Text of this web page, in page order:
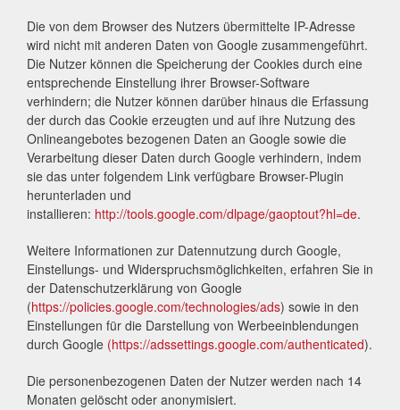
Die von dem Browser des Nutzers übermittelte IP-Adresse
wird nicht mit anderen Daten von Google zusammengeführt.
Die Nutzer können die Speicherung der Cookies durch eine
entsprechende Einstellung ihrer Browser-Software
verhindern; die Nutzer können darüber hinaus die Erfassung
der durch das Cookie erzeugten und auf ihre Nutzung des
Onlineangebotes bezogenen Daten an Google sowie die
Verarbeitung dieser Daten durch Google verhindern, indem
sie das unter folgendem Link verfügbare Browser-Plugin
herunterladen und
installieren: http://tools.google.com/dlpage/gaoptout?hl=de.
Weitere Informationen zur Datennutzung durch Google,
Einstellungs- und Widerspruchsmöglichkeiten, erfahren Sie in
der Datenschutzerklärung von Google
(https://policies.google.com/technologies/ads) sowie in den
Einstellungen für die Darstellung von Werbeeinblendungen
durch Google (https://adssettings.google.com/authenticated).
Die personenbezogenen Daten der Nutzer werden nach 14
Monaten gelöscht oder anonymisiert.